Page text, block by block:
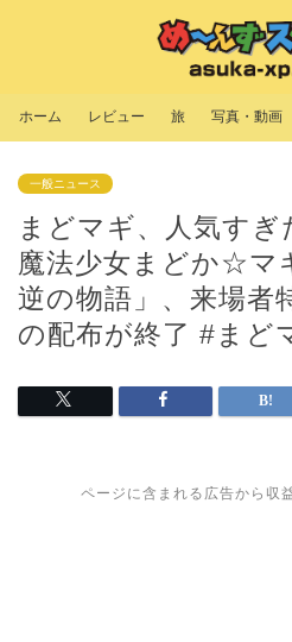
ホーム レビュー 旅 写真・動画
一般ニュース
まどマギ、人気すぎ
魔法少女まどか☆マ
逆の物語」、来場者
の配布が終了 #まど
ページに含まれる広告から収